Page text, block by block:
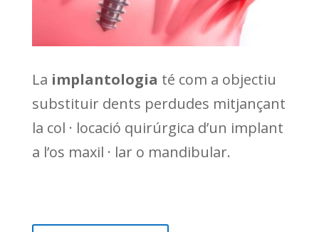
La implantologia té com a objectiu
substituir dents perdudes mitjançant
la col · locació quirúrgica d’un implant
a l’os maxil · lar o mandibular.